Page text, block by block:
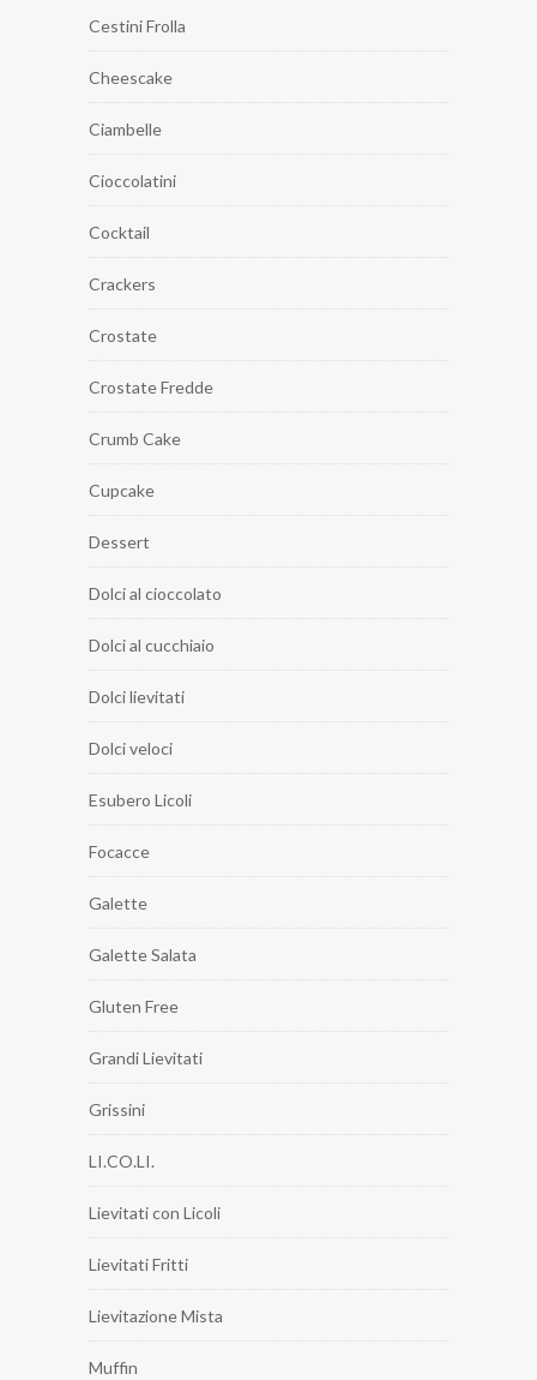
Cestini Frolla
Cheescake
Ciambelle
Cioccolatini
Cocktail
Crackers
Crostate
Crostate Fredde
Crumb Cake
Cupcake
Dessert
Dolci al cioccolato
Dolci al cucchiaio
Dolci lievitati
Dolci veloci
Esubero Licoli
Focacce
Galette
Galette Salata
Gluten Free
Grandi Lievitati
Grissini
LI.CO.LI.
Lievitati con Licoli
Lievitati Fritti
Lievitazione Mista
Muffin